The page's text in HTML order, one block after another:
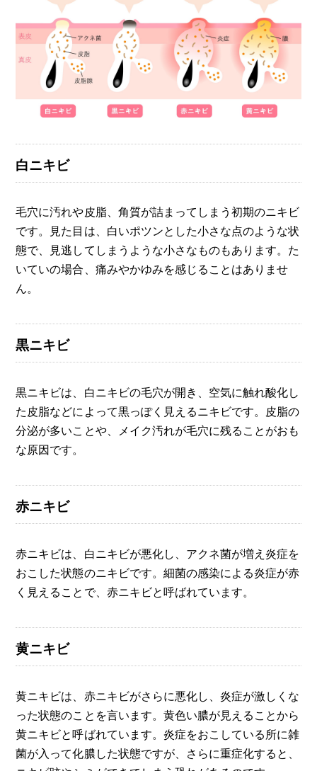
白ニキビ
毛穴に汚れや皮脂、角質が詰まってしまう初期のニキビ
です。見た目は、白いポツンとした小さな点のような状
態で、見逃してしまうような小さなものもあります。た
いていの場合、痛みやかゆみを感じることはありませ
ん。
黒ニキビ
黒ニキビは、白ニキビの毛穴が開き、空気に触れ酸化し
た皮脂などによって黒っぽく見えるニキビです。皮脂の
分泌が多いことや、メイク汚れが毛穴に残ることがおも
な原因です。
赤ニキビ
赤ニキビは、白ニキビが悪化し、アクネ菌が増え炎症を
おこした状態のニキビです。細菌の感染による炎症が赤
く見えることで、赤ニキビと呼ばれています。
黄ニキビ
黄ニキビは、赤ニキビがさらに悪化し、炎症が激しくな
った状態のことを言います。黄色い膿が見えることから
黄ニキビと呼ばれています。炎症をおこしている所に雑
菌が入って化膿した状態ですが、さらに重症化すると、